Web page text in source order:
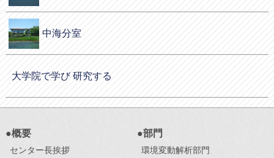
中海分室
大学院で学び 研究する
●概要
センター長挨拶
●部門
環境変動解析部門